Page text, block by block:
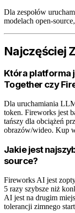
Dla zespołów
modelach open-
Najczęściej
Która platforma
Together czy
Dla uruchamiania
token. Fireworks jest
tańszy dla obciążeń
obrazów/wideo. Kup
Jakie jest
source?
Fireworks AI jest
5 razy szybsze niż
AI jest na drugim
tolerancji zimnego